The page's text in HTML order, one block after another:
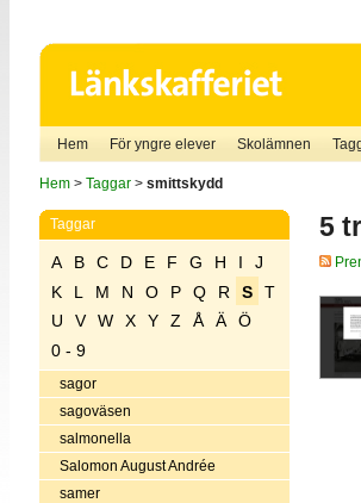
Hem För yngre elever Skolämnen
Hem> Taggar> smittskydd
Taggar
A B C D E F G H I
J
K
L M N O P Q R S
T
U
V W X Y Z Å Ä
Ö
0 - 9
sagor
sagoväsen
salmonella
Salomon August Andrée
samer
5